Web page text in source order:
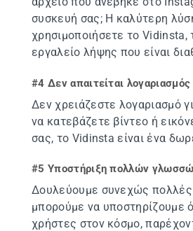
συσκευή σας; Η καλύτερη
χρησιμοποιήσετε το Vidinsta,
εργαλείο λήψης που είναι
#4 Δεν απαιτείται λογαριασμός
Δεν χρειάζεστε λογαριασμό
να κατεβάζετε βίντεο ή
σας, το Vidinsta είναι ένα
#5 Υποστήριξη πολλών
Δουλεύουμε συνεχώς
μπορούμε να υποστηρίζουμε
χρήστες στον κόσμο,